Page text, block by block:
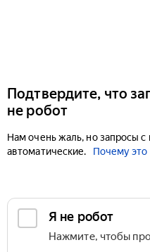
Подтвердите, что
не робот
Нам очень жаль, но запросы
автоматические.
Почему это